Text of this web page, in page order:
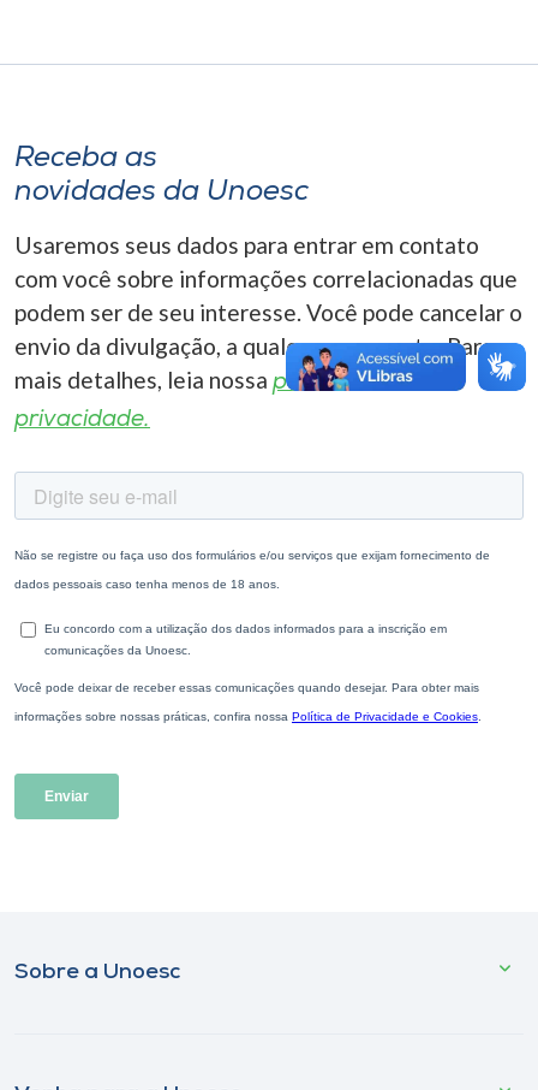
A-
Receba as
novidades da Unoesc
Usaremos seus dados para entrar em contato
com você sobre informações correlacionadas que
podem ser de seu interesse. Você pode cancelar o
envio da divulgação, a qualquer momento. Para
mais detalhes, leia nossa política de
privacidade.
Sobre a Unoesc